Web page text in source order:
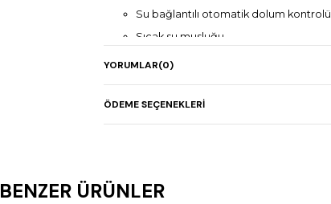
Su bağlantılı otomatik dolum kontrolü
Sıcak su musluğu
3 farklı porsiyon dolum ayarı
YORUMLAR(0)
ÖDEME SEÇENEKLERI
BENZER ÜRÜNLER